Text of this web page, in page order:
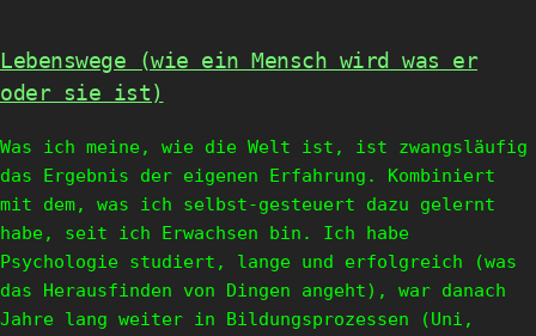
Lebenswege (wie ein Mensch wird was er
oder sie ist)
Was ich meine, wie die Welt ist, ist zwangsläufig
das Ergebnis der eigenen Erfahrung. Kombiniert
mit dem, was ich selbst-gesteuert dazu gelernt
habe, seit ich Erwachsen bin. Ich habe
Psychologie studiert, lange und erfolgreich (was
das Herausfinden von Dingen angeht), war danach
Jahre lang weiter in Bildungsprozessen (Uni,